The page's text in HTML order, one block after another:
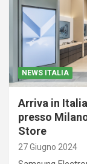
NEWS ITALIA
Arriva in
presso
Store
27 Giugno 2024